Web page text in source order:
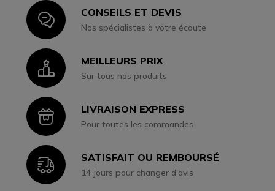
IconCONSEILS ET DEVIS
Nos spécialistes à votre écoute
IconMEILLEURS PRIX
Sur tous nos produits
IconLIVRAISON EXPRESS
Pour toutes les commandes
IconSATISFAIT OU REMBOURSÉ
14 jours pour changer d'avis